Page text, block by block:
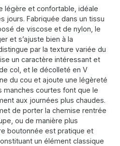
légère et confortable, idéale
jours. Fabriquée dans un tissu
de viscose et de nylon, le
et s’ajuste bien à la
par la texture variée du
un caractère intéressant et
col, et le décolleté en V
du cou et ajoute une légèreté
manches courtes font que le
aux journées plus chaudes.
de porter la chemise rentrée
ou de manière plus
boutonnée est pratique et
un élément classique